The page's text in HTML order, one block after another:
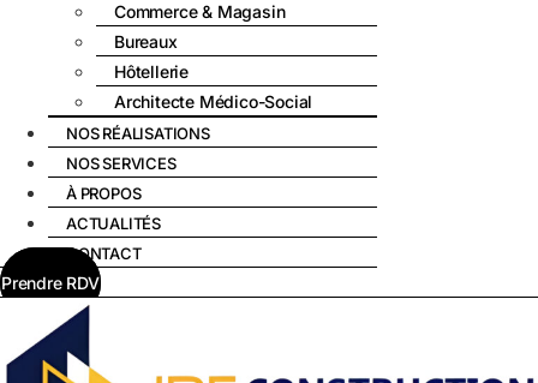
Commerce & Magasin
Bureaux
Hôtellerie
Architecte Médico-Social
NOS RÉALISATIONS
NOS SERVICES
À PROPOS
ACTUALITÉS
CONTACT
Prendre RDV